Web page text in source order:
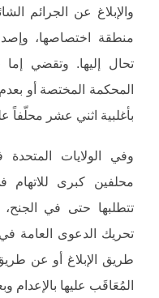
والإبلاغ عن الجرائم
منطقة اختصاصها،
تحال إليها. وتقضي إما
المحكمة المختصة أو
بأغلبية اثني عشر
وفي الولايات
محلفين كبرى للاتهام
تتطلبها حتى في الجنح،
تحريك الدعوى العامة
طريق الإبلاغ أو عن
المُعَاقَب عليها بالإعدام